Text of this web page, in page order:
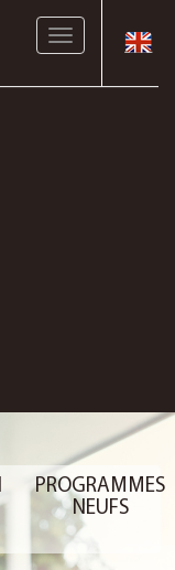
Toggle
PROGRAMMES
NEUFS